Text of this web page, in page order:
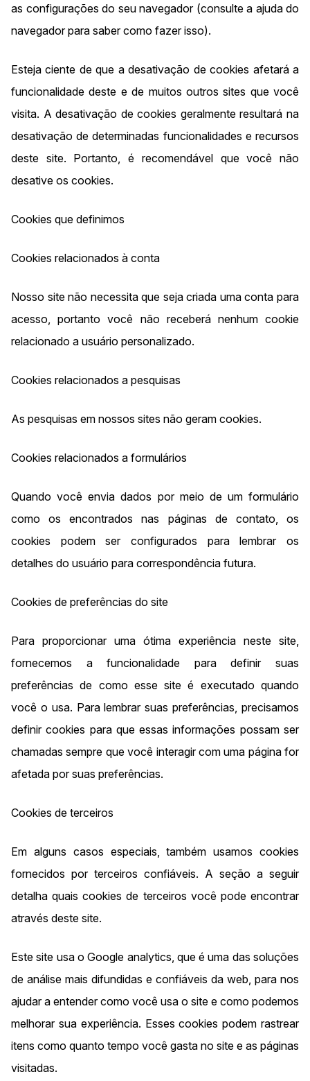
as configurações do seu navegador (consulte a ajuda do
navegador para saber como fazer isso).
Esteja ciente de que a desativação de cookies afetará a
funcionalidade deste e de muitos outros sites que você
visita. A desativação de cookies geralmente resultará na
desativação de determinadas funcionalidades e recursos
deste site. Portanto, é recomendável que você não
desative os cookies.
Cookies que definimos
Cookies relacionados à conta
Nosso site não necessita que seja criada uma conta para
acesso, portanto você não receberá nenhum cookie
relacionado a usuário personalizado.
Cookies relacionados a pesquisas
As pesquisas em nossos sites não geram cookies.
Cookies relacionados a formulários
Quando você envia dados por meio de um formulário
como os encontrados nas páginas de contato, os
cookies podem ser configurados para lembrar os
detalhes do usuário para correspondência futura.
Cookies de preferências do site
Para proporcionar uma ótima experiência neste site,
fornecemos a funcionalidade para definir suas
preferências de como esse site é executado quando
você o usa. Para lembrar suas preferências, precisamos
definir cookies para que essas informações possam ser
chamadas sempre que você interagir com uma página for
afetada por suas preferências.
Cookies de terceiros
Em alguns casos especiais, também usamos cookies
fornecidos por terceiros confiáveis. A seção a seguir
detalha quais cookies de terceiros você pode encontrar
através deste site.
Este site usa o Google analytics, que é uma das soluções
de análise mais difundidas e confiáveis da web, para nos
ajudar a entender como você usa o site e como podemos
melhorar sua experiência. Esses cookies podem rastrear
itens como quanto tempo você gasta no site e as páginas
visitadas.